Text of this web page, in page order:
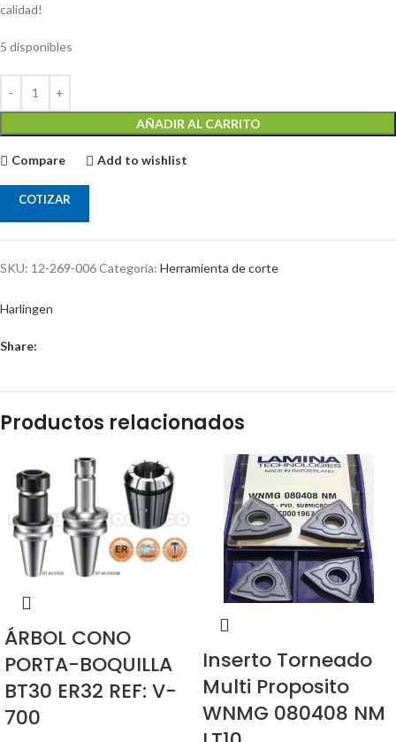
calidad!
5 disponibles
AÑADIR AL CARRITO
Compare Add to wishlist
COTIZAR
SKU: 12-269-006Categoría: Herramienta de corte
Harlingen
Share:
Productos relacionados
ÁRBOL CONO
PORTA-BOQUILLA
BT30 ER32 REF: V-
700
Inserto Torneado
Multi Proposito
WNMG 080408 NM